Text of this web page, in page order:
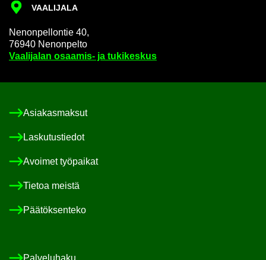
VAA­LI­JA­LA
Ne­non­pel­lon­tie 40,
76940 Ne­non­pel­to
Vaa­li­ja­lan osaamis-​ ja tu­ki­kes­kus
Asia­kas­mak­sut
Las­ku­tus­tie­dot
Avoi­met työ­pai­kat
Tie­toa meis­tä
Pää­tök­sen­te­ko